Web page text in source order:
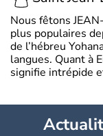
Nous fêtons
plus populaires
de l’hébreu
langues. Quant à
signifie intrépide